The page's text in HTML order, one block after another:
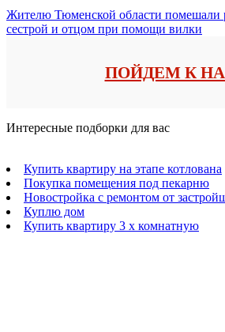
Жителю Тюменской области помешали
сестрой и отцом при помощи вилки
ПОЙДЕМ К
Интересные подборки для вас
Купить квартиру на этапе котлована
Покупка помещения под пекарню
Новостройка с ремонтом от
Куплю дом
Купить квартиру 3 х комнатную